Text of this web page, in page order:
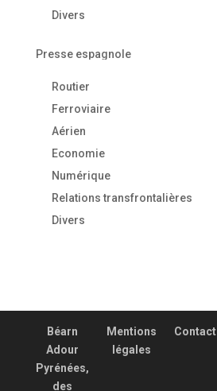
Divers
Presse espagnole
Routier
Ferroviaire
Aérien
Economie
Numérique
Relations transfrontalières
Divers
Béarn
Adour
Pyrénées,
des
Mentions
légales
Contact